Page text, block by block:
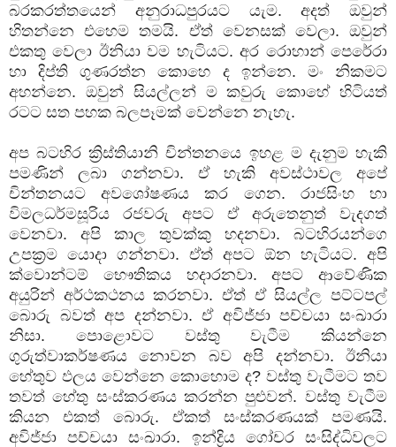
බරකරත්තයෙන් අනුරාධපුරයට යැම. අදත් ඔවුන්
හිතන්නෙ එහෙම තමයි. ඒත් වෙනසක් වෙලා. ඔවුන්
එකතු වෙලා ඊනියා වම හැටියට. අර රොහාන් පෙරේරා
හා දිප්ති ගුණරත්න කොහෙ ද ඉන්නෙ. මං නිකමට
අහන්නෙ. ඔවුන් සියල්ලන් ම කවුරු කොහේ හිටියත්
රටට සත පහක බලපෑමක් වෙන්නෙ නැහැ.
අප බටහිර ක්‍රිස්තියානි චින්තනයෙ ඉහළ ම දැනුම හැකි
පමණින් ලබා ගන්නවා. ඒ හැකි අවස්ථාවල අපේ
චින්තනයට අවශෝෂණය කර ගෙන. රාජසිංහ හා
විමලධර්මසූරිය රජවරු අපට ඒ අරුතෙනුත් වැදගත්
වෙනවා. අපි කාල තුවක්කු හදනවා. බටහිරයන්ගෙ
උපක්‍රම යොදා ගන්නවා. ඒත් අපට ඕන හැටියට. අපි
ක්වොන්ටම් භෞතිකය හදාරනවා. අපට ආවේණික
අයුරින් අර්ථකථනය කරනවා. ඒත් ඒ සියල්ල පට්ටපල්
බොරු බවත් අප දන්නවා. ඒ අවිජ්ජා පච්චයා සංඛාරා
නිසා. පොළොවට වස්තු වැටීම කියන්නෙ
ගුරුත්වාකර්ෂණය නොවන බව අපි දන්නවා. ඊනියා
හේතුව ඵලය වෙන්නෙ කොහොම ද? වස්තු වැටීමට තව
තවත් හේතු සංස්කරණය කරන්න පුළුවන්. වස්තු වැටීම
කියන එකත් බොරු. ඒකත් සංස්කරණයක් පමණයි.
අවිජ්ජා පච්චයා සංඛාරා. ඉන්ද්‍රිය ගෝචර සංසිද්ධිවලට